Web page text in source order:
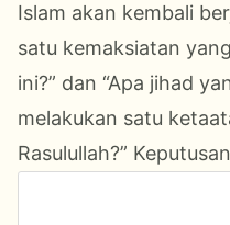
Islam akan kembali
satu kemaksiatan
ini?” dan “Apa jihad
melakukan satu
Rasulullah?”